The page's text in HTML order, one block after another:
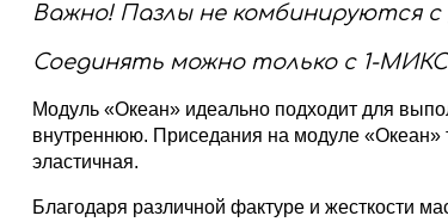
Важно! Пазлы не комбинируются
Соединять можно только с 1-
Модуль «Океан» идеально подходит для
внутреннюю. Приседания на модуле «Океан»
эластичная.
Благодаря различной фактуре и жесткости